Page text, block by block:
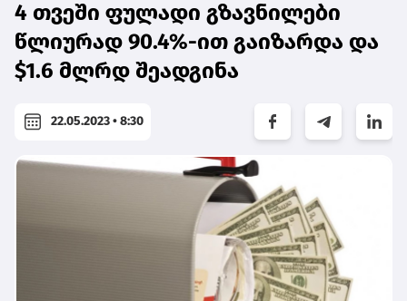
4 თვეში ფულადი გზავნილები
წლიურად 90.4%-ით გაიზარდა და
$1.6 მლრდ შეადგინა
22.05.2023 • 8:30